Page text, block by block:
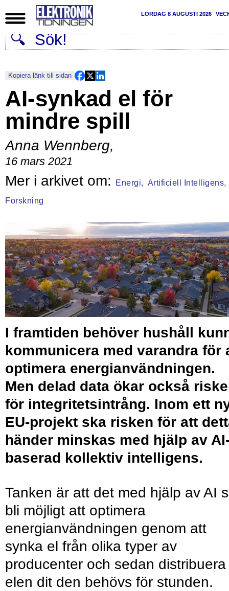
LÖRDAG 8 AUGUSTI 2026
Kopiera länk till sidan
AI-synkad el för
mindre spill
Anna Wennberg,
16 mars 2021
Energi, Artificiell Intelligens,
Forskning
I framtiden behöver hushåll
kommunicera med varandra för
optimera energianvändningen.
Men delad data ökar också
för integritetsintrång. Inom ett
EU-projekt ska risken för att
händer minskas med hjälp av
baserad kollektiv intelligens.
Tanken är att det med hjälp av AI
bli möjligt att optimera
energianvändningen genom att
synka el från olika typer av
producenter och sedan distribuera
elen dit den behövs för stunden.